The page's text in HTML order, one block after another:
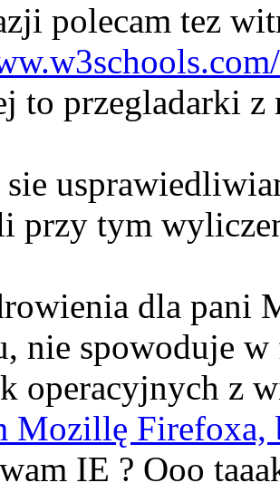
polecam tez
to przegladarki
sie
przy tym
dla pani
nie spowoduje
operacyjnych z
Mozillę Firefoxa,
IE ? Ooo